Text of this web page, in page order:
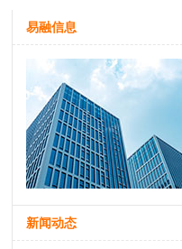
易融信息
新闻动态